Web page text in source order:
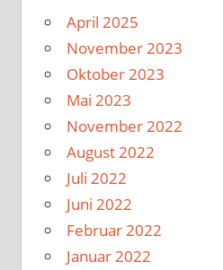
April 2025
November 2023
Oktober 2023
Mai 2023
November 2022
August 2022
Juli 2022
Juni 2022
Februar 2022
Januar 2022